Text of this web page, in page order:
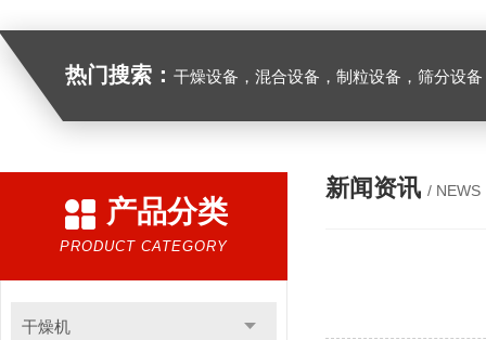
热门搜索： 干燥设备，混合设备，制粒设备，筛分设
产品分类
PRODUCT CATEGORY
干燥机
新闻资讯 / NEWS